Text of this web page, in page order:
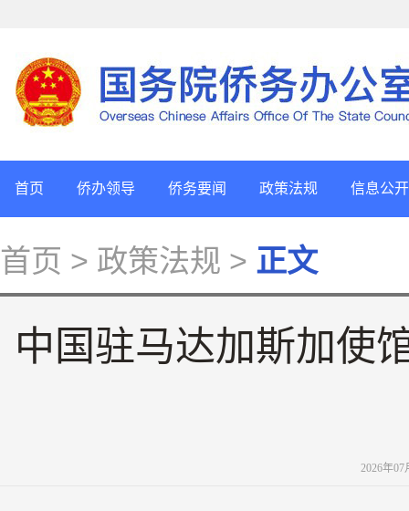
首页 侨办领导 侨务要闻 政策法规 信息公开
首页 > 政策法规 > 正文
中国驻马达加斯加使
2026年